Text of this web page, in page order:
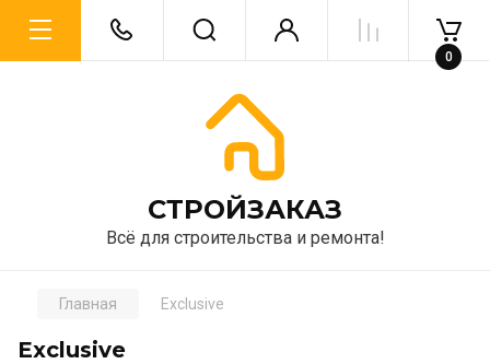
CТРОЙЗАКАЗ
Всё для строительства и ремонта!
0
Главная Exclusive
Exclusive